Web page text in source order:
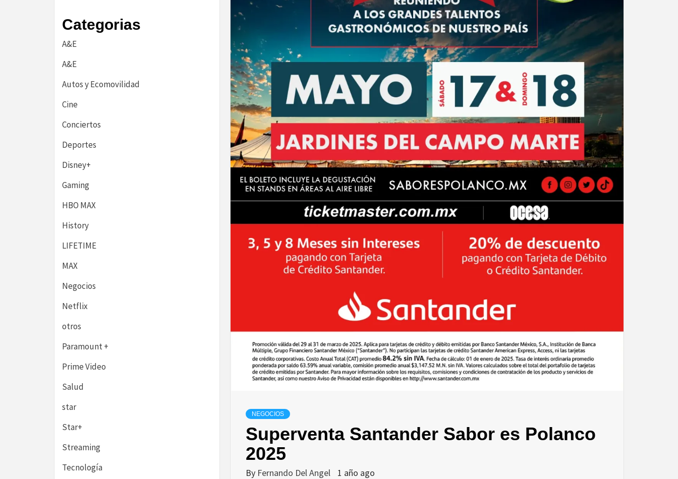
NEGOCIOS
Superventa Santander Sabor es Polanco
2025
By Fernando Del Angel 1 año ago
Categorias
A&E
A&E
Autos y Ecomovilidad
Cine
Conciertos
Deportes
Disney+
Gaming
HBO MAX
History
LIFETIME
MAX
Negocios
Netflix
otros
Paramount +
Prime Video
Salud
star
Star+
Streaming
Tecnología